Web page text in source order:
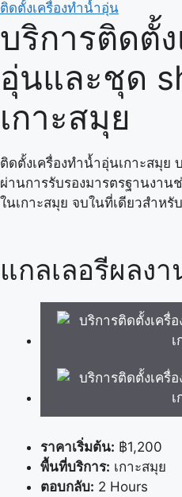
ติดตั้งเครื่องทำน้ำอุ่น
บริการติดตั้
อุ่นและชุด
เกาะสมุย
ติดตั้งเครื่องทำน้ำอุ่นเกาะสมุย
ผ่านการรับรองมารตรฐานงา
ในเกาะสมุย จบในที่เดียวสำหรั
แกลเลอรีผลงา
ราคาเริ่มต้น: ฿1,200
พื้นที่บริการ: เกาะสมุย
ตอบกลับ: 2 Hours